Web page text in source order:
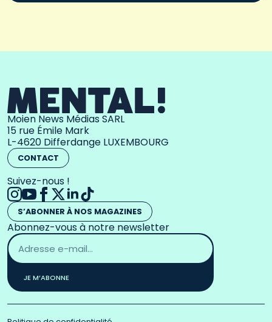
Moien News Médias SARL
15 rue Émile Mark
L-4620 Differdange LUXEMBOURG
CONTACT
Suivez-nous !
S’ABONNER À NOS MAGAZINES
Abonnez-vous à notre newsletter
Adresse
email
*
JE M’ABONNE